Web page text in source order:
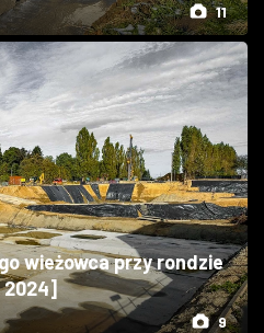
11
wieżowca przy rondzie
2024]
9